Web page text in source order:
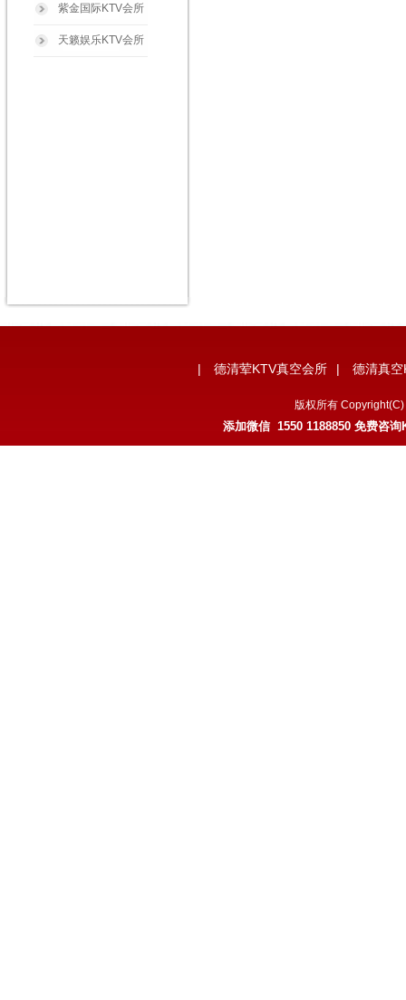
紫金国际KTV会所
天籁娱乐KTV会所
| 德清荤KTV真空会所 | 德清真
版权所有
添加微信 1550 1188850 免费咨